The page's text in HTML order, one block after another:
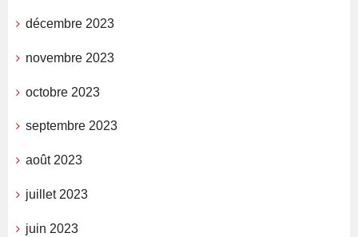
décembre 2023
novembre 2023
octobre 2023
septembre 2023
août 2023
juillet 2023
juin 2023